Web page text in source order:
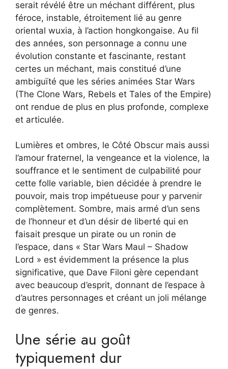
serait révélé être un méchant différent, plus
féroce, instable, étroitement lié au genre
oriental wuxia, à l’action hongkongaise. Au fil
des années, son personnage a connu une
évolution constante et fascinante, restant
certes un méchant, mais constitué d’une
ambiguïté que les séries animées Star Wars
(The Clone Wars, Rebels et Tales of the Empire)
ont rendue de plus en plus profonde, complexe
et articulée.
Lumières et ombres, le Côté Obscur mais aussi
l’amour fraternel, la vengeance et la violence, la
souffrance et le sentiment de culpabilité pour
cette folle variable, bien décidée à prendre le
pouvoir, mais trop impétueuse pour y parvenir
complètement. Sombre, mais armé d’un sens
de l’honneur et d’un désir de liberté qui en
faisait presque un pirate ou un ronin de
l’espace, dans « Star Wars Maul – Shadow
Lord » est évidemment la présence la plus
significative, que Dave Filoni gère cependant
avec beaucoup d’esprit, donnant de l’espace à
d’autres personnages et créant un joli mélange
de genres.
Une série au goût
typiquement dur